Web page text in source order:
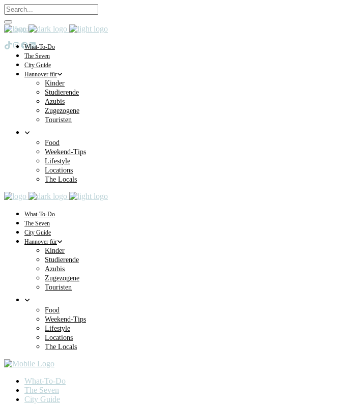
Search
TikTok
Instagram
Facebook
LinkedIn
What-To-Do
The Seven
City Guide
Hannover für
Kinder
Studierende
Azubis
Zugezogene
Touristen
Food
Weekend-Tips
Lifestyle
Locations
The Locals
What-To-Do
The Seven
City Guide
Hannover für
Kinder
Studierende
Azubis
Zugezogene
Touristen
Food
Weekend-Tips
Lifestyle
Locations
The Locals
What-To-Do
The Seven
City Guide